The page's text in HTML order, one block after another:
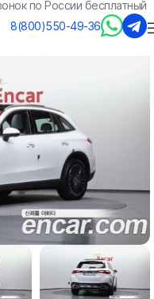
по России бесплатный
8(800)550-49-36
Benz/GLC-Class